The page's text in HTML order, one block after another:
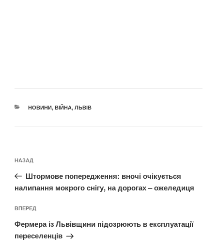
КАТЕГОРІЇ
НОВИНИ, ВІЙНА, ЛЬВІВ
записів
Попередній
запис:
НАЗАД
Штормове попередження: вночі очікується
налипання мокрого снігу, на дорогах – ожеледиця
Наступний
запис
ВПЕРЕД
Фермера із Львівщини підозрюють в експлуатації
переселенців